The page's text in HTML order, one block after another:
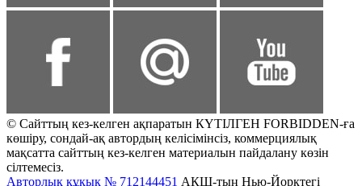
© Сайттың кез-келген ақпаратын КҮТІЛГЕН FORBIDDEN-ға
көшіру, сондай-ақ автордың келісімінсіз, коммерциялық
мақсатта сайттың кез-келген материалын пайдалану көзін
сілтемесіз.
Авторлық құқық № 712144451 АҚШ-тың Нью-Йорктегі